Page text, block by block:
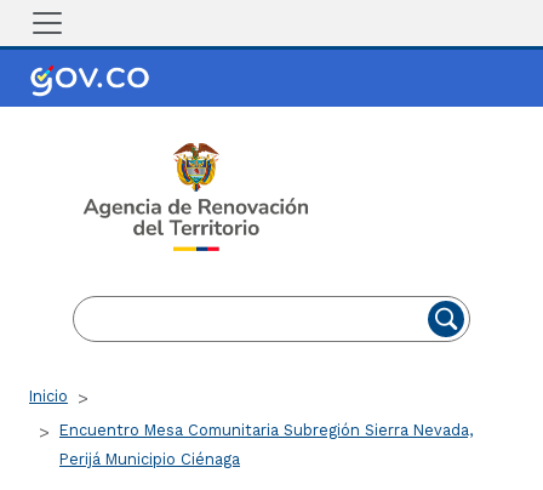
Pasar al contenido principal
Ruta de navegación
Inicio
Encuentro Mesa Comunitaria Subregión Sierra Nevada,
Perijá Municipio Ciénaga